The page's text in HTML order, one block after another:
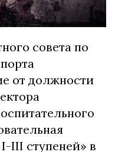
совета по
от должности
III ступеней» в